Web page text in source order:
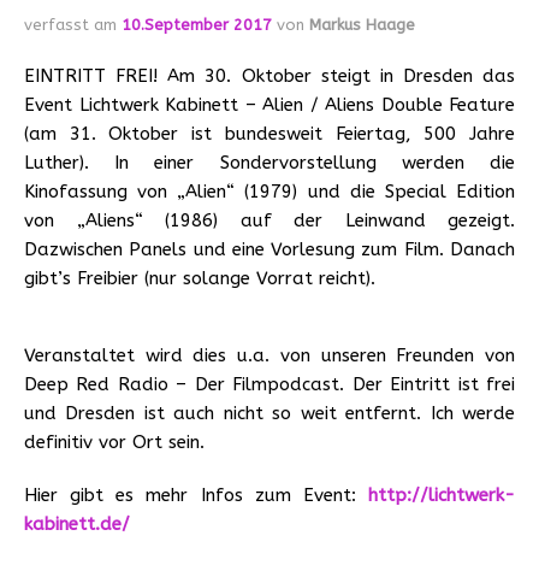
verfasst am 10.September 2017 von Markus Haage
EINTRITT FREI! Am 30. Oktober steigt in Dresden das
Event Lichtwerk Kabinett – Alien / Aliens Double Feature
(am 31. Oktober ist bundesweit Feiertag, 500 Jahre
Luther). In einer Sondervorstellung werden die
Kinofassung von „Alien“ (1979) und die Special Edition
von „Aliens“ (1986) auf der Leinwand gezeigt.
Dazwischen Panels und eine Vorlesung zum Film. Danach
gibt’s Freibier (nur solange Vorrat reicht).
Veranstaltet wird dies u.a. von unseren Freunden von
Deep Red Radio – Der Filmpodcast. Der Eintritt ist frei
und Dresden ist auch nicht so weit entfernt. Ich werde
definitiv vor Ort sein.
Hier gibt es mehr Infos zum Event: http://lichtwerk-
kabinett.de/